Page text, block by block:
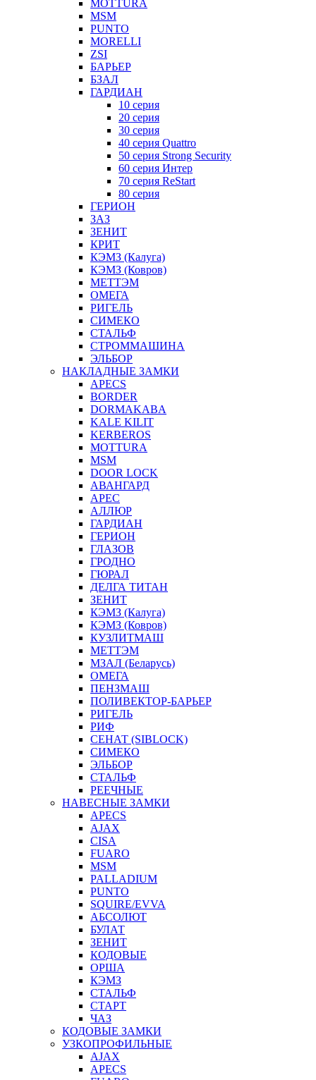
MOTTURA
MSM
PUNTO
MORELLI
ZSI
БАРЬЕР
БЗАЛ
ГАРДИАН
10 серия
20 серия
30 серия
40 серия Quattro
50 серия Strong Security
60 серия Интер
70 серия ReStart
80 серия
ГЕРИОН
ЗАЗ
ЗЕНИТ
КРИТ
КЭМЗ (Калуга)
КЭМЗ (Ковров)
МЕТТЭМ
ОМЕГА
РИГЕЛЬ
СИМЕКО
СТАЛЬФ
СТРОММАШИНА
ЭЛЬБОР
НАКЛАДНЫЕ ЗАМКИ
APECS
BORDER
DORMAKABA
KALE KILIT
KERBEROS
MOTTURA
MSM
DOOR LOCK
АВАНГАРД
АРЕС
АЛЛЮР
ГАРДИАН
ГЕРИОН
ГЛАЗОВ
ГРОДНО
ГЮРАЛ
ДЕЛГА ТИТАН
ЗЕНИТ
КЭМЗ (Калуга)
КЭМЗ (Ковров)
КУЗЛИТМАШ
МЕТТЭМ
МЗАЛ (Беларусь)
ОМЕГА
ПЕНЗМАШ
ПОЛИВЕКТОР-БАРЬЕР
РИГЕЛЬ
РИФ
СЕНАТ (SIBLOCK)
СИМЕКО
ЭЛЬБОР
СТАЛЬФ
РЕЕЧНЫЕ
НАВЕСНЫЕ ЗАМКИ
APECS
AJAX
CISA
FUARO
MSM
PALLADIUM
PUNTO
SQUIRE/EVVA
АБСОЛЮТ
БУЛАТ
ЗЕНИТ
КОДОВЫЕ
ОРША
КЭМЗ
СТАЛЬФ
СТАРТ
ЧАЗ
КОДОВЫЕ ЗАМКИ
УЗКОПРОФИЛЬНЫЕ
AJAX
APECS